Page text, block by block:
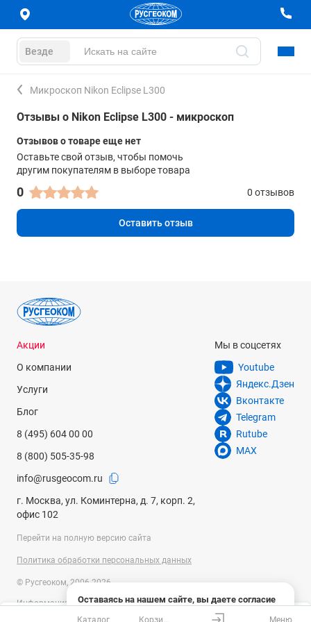
Везде
Микроскоп Nikon Eclipse L300
Отзывы о Nikon Eclipse L300 - микроскоп
Отзывов о товаре еще нет
Оставьте свой отзыв, чтобы помочь
другим покупателям в выборе товара
0 0 отзывов
Оставить отзыв
Оставаясь на нашем сайте, вы даете согласие
на использование файлов cookies и сбор данных
Акции
О компании
Услуги
Блог
8 (495) 604 00 00
8 (800) 505-35-98
info@rusgeocom.ru
г. Москва, ул. Коминтерна, д. 7, корп. 2,
офис 102
Мы в соцсетях
Youtube
Яндекс.Дзен
Вконтакте
Telegram
Rutube
MAX
Перейти на полную версию сайта
Политика обработки персональных данных
© Русгеоком, 2006-2026
Информация на сайте носит справочный характер и не является
публичной офертой, определяемой положениями Статьи 437
Каталог Меню